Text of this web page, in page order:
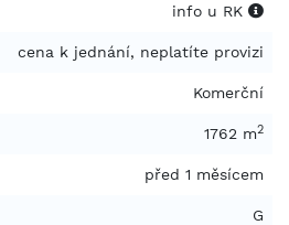
info u RK
cena k jednání, neplatíte provizi
Komerční
1762 m2
před 1 měsícem
G